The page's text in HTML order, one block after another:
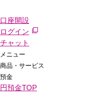
口座開設
ログイン
チャット
メニュー
商品・サービス
預金
円預金TOP